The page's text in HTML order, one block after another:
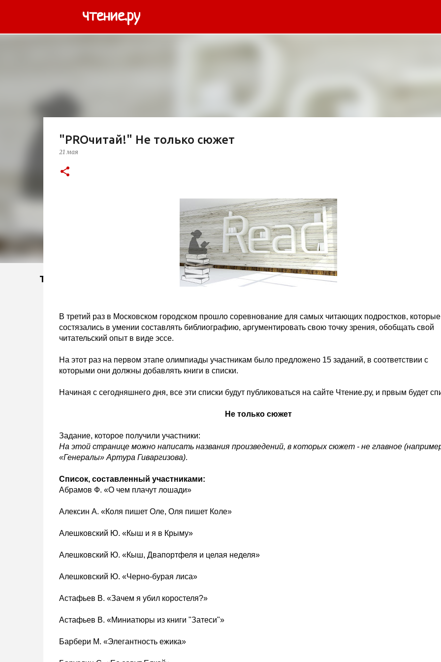
чтение.ру
Тэги
"PROчитай!" Не только сюжет
21 мая
В третий раз в Московском городском прошло соревнование для самых читающих подростков, которые
состязались в умении составлять библиографию, аргументировать свою точку зрения, обобщать свой
читательский опыт в виде эссе.
На этот раз на первом этапе олимпиады участникам было предложено 15 заданий, в соответствии с
которыми они должны добавлять книги в списки.
Начиная с сегодняшнего дня, все эти списки будут публиковаться на сайте Чтение.ру, и првым будет
Не только сюжет
Задание, которое получили участники:
На этой странице можно написать названия произведений, в которых сюжет - не главное
«Генералы» Артура Гиваргизова).
Список, составленный участниками:
Абрамов Ф. «О чем плачут лошади»
Алексин А. «Коля пишет Оле, Оля пишет Коле»
Алешковский Ю. «Кыш и я в Крыму»
Алешковский Ю. «Кыш, Двапортфеля и целая неделя»
Алешковский Ю. «Черно-бурая лиса»
Астафьев В. «Зачем я убил коростеля?»
Астафьев В. «Миниатюры из книги "Затеси"»
Барбери М. «Элегантность ежика»